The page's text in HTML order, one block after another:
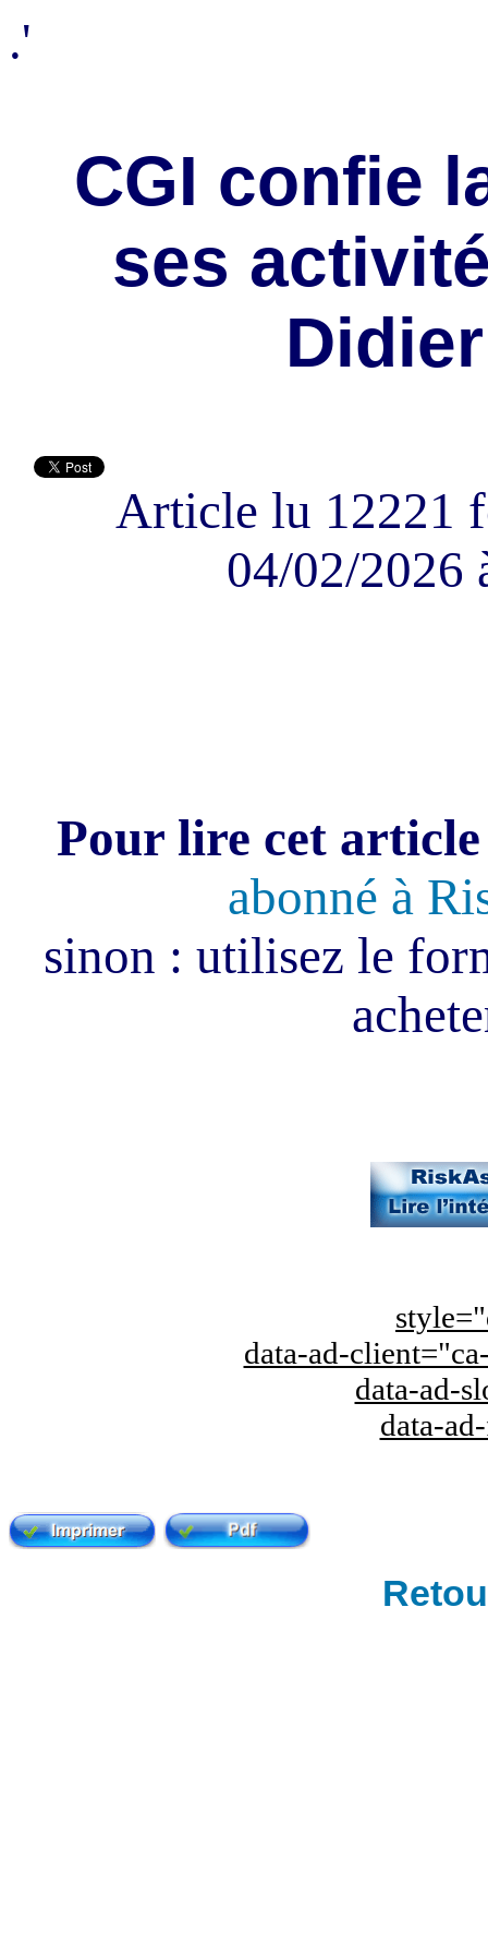
.'
CGI confie
ses
Article lu 12221
04/02/2026
Pour lire cet
abonné à
sinon : utilisez le
data-ad-
data-ad-
data-